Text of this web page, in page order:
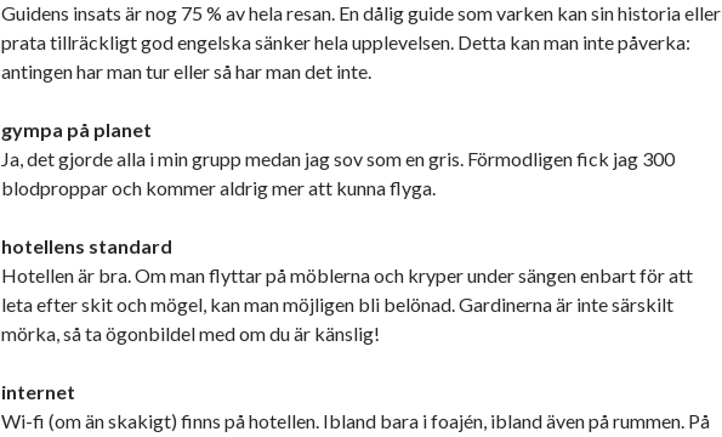
Guidens insats är nog 75 % av hela resan. En dålig guide som varken kan sin historia eller
prata tillräckligt god engelska sänker hela upplevelsen. Detta kan man inte påverka:
antingen har man tur eller så har man det inte.
gympa på planet
Ja, det gjorde alla i min grupp medan jag sov som en gris. Förmodligen fick jag 300
blodproppar och kommer aldrig mer att kunna flyga.
hotellens standard
Hotellen är bra. Om man flyttar på möblerna och kryper under sängen enbart för att
leta efter skit och mögel, kan man möjligen bli belönad. Gardinerna är inte särskilt
mörka, så ta ögonbildel med om du är känslig!
internet
Wi-fi (om än skakigt) finns på hotellen. Ibland bara i foajén, ibland även på rummen. På